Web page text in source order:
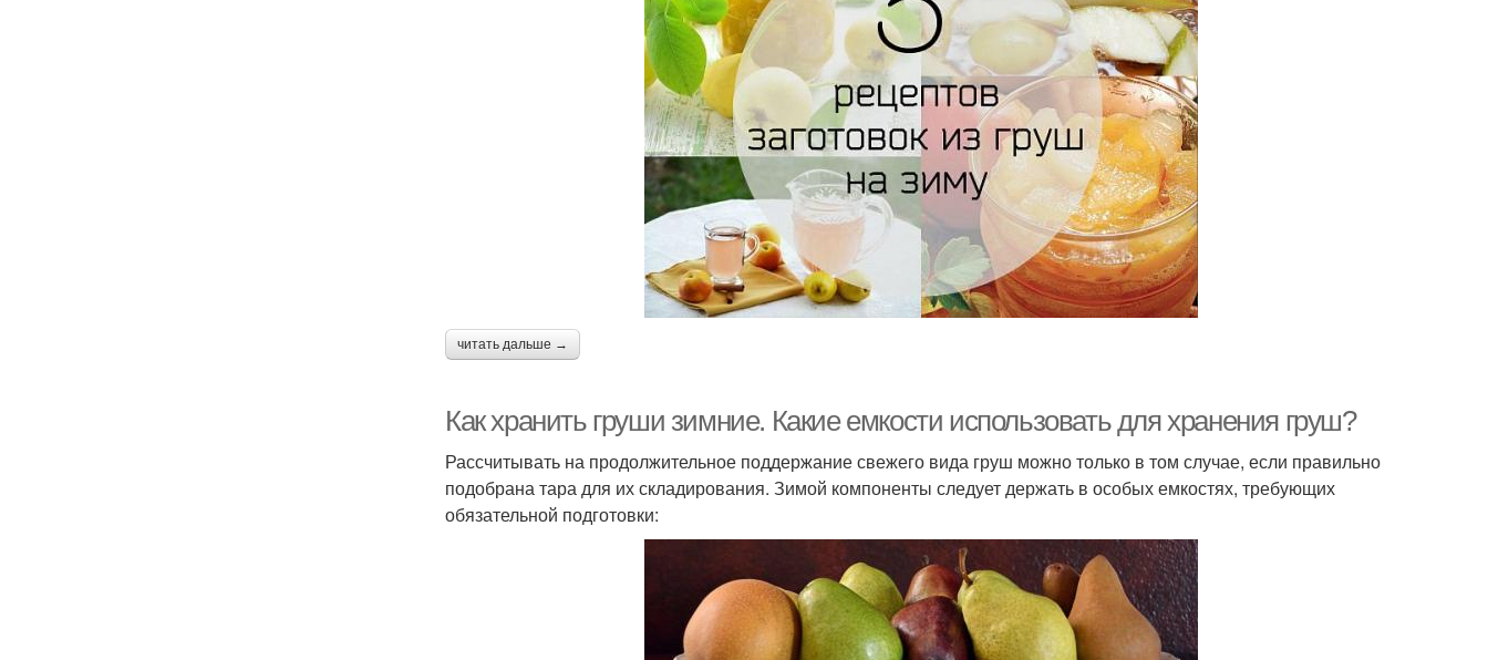
читать дальше →
Как хранить груши зимние. Какие емкости использовать для хранения груш?
Рассчитывать на продолжительное поддержание свежего вида груш можно только в том случае, если правильно
подобрана тара для их складирования. Зимой компоненты следует держать в особых емкостях, требующих
обязательной подготовки: